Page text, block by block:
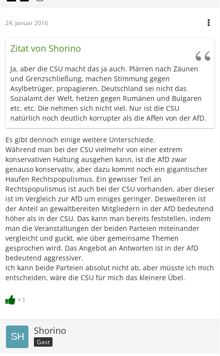
24. Januar 2016
Zitat von Shorino
Ja, aber die CSU macht das ja auch. Plärren nach Zäunen
und Grenzschließung, machen Stimmung gegen
Asylbetrüger, propagieren, Deutschland sei nicht das
Sozialamt der Welt, hetzen gegen Rumänen und Bulgaren
etc. etc. Die nehmen sich nicht viel. Nur ist die CSU
natürlich noch deutlich korrupter als die Affen von der AfD.
Es gibt dennoch einige weitere Unterschiede.
Während man bei der CSU vielmehr von einer extrem
konservativen Haltung ausgehen kann, ist die AfD zwar
genauso konservativ, aber dazu kommt noch ein gigantischer
Haufen Rechtspopulismus. Ein gewisser Teil an
Rechtspopulismus ist auch bei der CSU vorhanden, aber dieser
ist im Vergleich zur AfD um einiges geringer. Desweiteren ist
der Anteil an gewaltbereiten Mitgliedern in der AfD bedeutend
höher als in der CSU. Das kann man bereits feststellen, indem
man die Veranstaltungen der beiden Parteien miteinander
vergleicht und guckt, wie über gemeinsame Themen
gesprochen wird. Das Angebot an Antworten ist in der AfD
bedeutend aggressiver.
Ich kann beide Parteien absolut nicht ab, aber müsste ich mich
entscheiden, wäre die CSU für mich das kleinere Übel.
1
Shorino
Gast